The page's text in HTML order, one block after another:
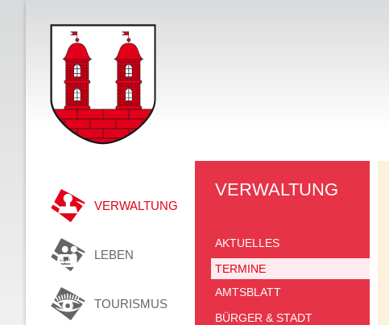
VERWALTUNG
LEBEN
TOURISMUS
VERWALTUNG
AKTUELLES
TERMINE
AMTSBLATT
BÜRGER & STADT